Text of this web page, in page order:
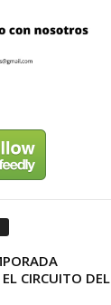
CIRCUITO DEL